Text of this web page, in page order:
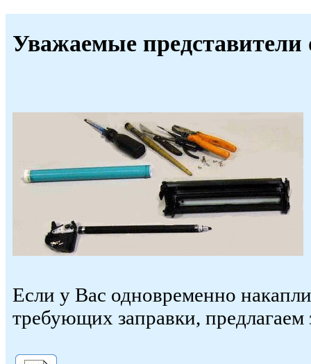
Уважаемые представители
Если у Вас одновременно
требующих заправки, предлагаем